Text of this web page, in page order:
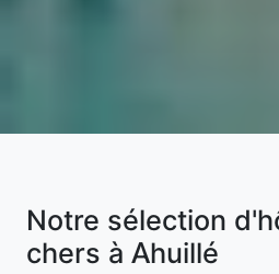
Notre sélection
chers à Ahuillé